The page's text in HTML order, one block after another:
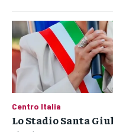
Centro Italia
Lo Stadio Santa